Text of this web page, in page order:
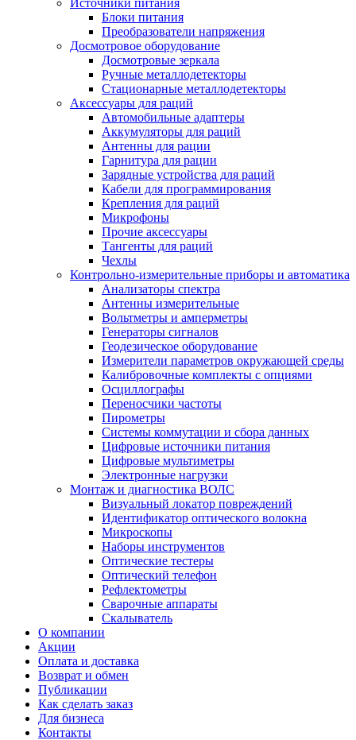
Источники питания
Блоки питания
Преобразователи напряжения
Досмотровое оборудование
Досмотровые зеркала
Ручные металлодетекторы
Стационарные металлодетекторы
Аксессуары для раций
Автомобильные адаптеры
Аккумуляторы для раций
Антенны для рации
Гарнитура для рации
Зарядные устройства для раций
Кабели для программирования
Крепления для раций
Микрофоны
Прочие аксессуары
Тангенты для раций
Чехлы
Контрольно-измерительные приборы и автоматика
Анализаторы спектра
Антенны измерительные
Вольтметры и амперметры
Генераторы сигналов
Геодезическое оборудование
Измерители параметров окружающей среды
Калибровочные комплекты с опциями
Осциллографы
Переносчики частоты
Пирометры
Системы коммутации и сбора данных
Цифровые источники питания
Цифровые мультиметры
Электронные нагрузки
Монтаж и диагностика ВОЛС
Визуальный локатор повреждений
Идентификатор оптического волокна
Микроскопы
Наборы инструментов
Оптические тестеры
Оптический телефон
Рефлектометры
Сварочные аппараты
Скалыватель
О компании
Акции
Оплата и доставка
Возврат и обмен
Публикации
Как сделать заказ
Для бизнеса
Контакты